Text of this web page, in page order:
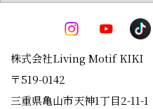
株式会社Living Motif KIKI
〒519-0142
三重県亀山市天神1丁目2-11-1